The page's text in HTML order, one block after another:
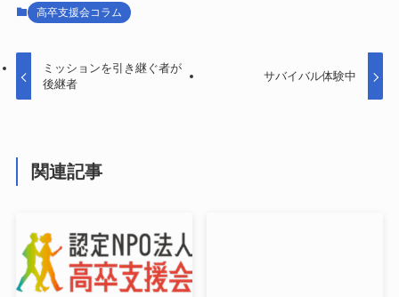
高卒支援会コラム
ミッションを引き継ぐ者が
後継者
サバイバル体験中
関連記事